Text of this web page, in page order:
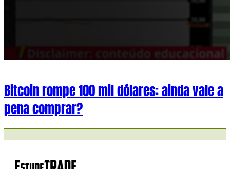
Bitcoin rompe 100 mil dólares: ainda vale a
pena comprar?